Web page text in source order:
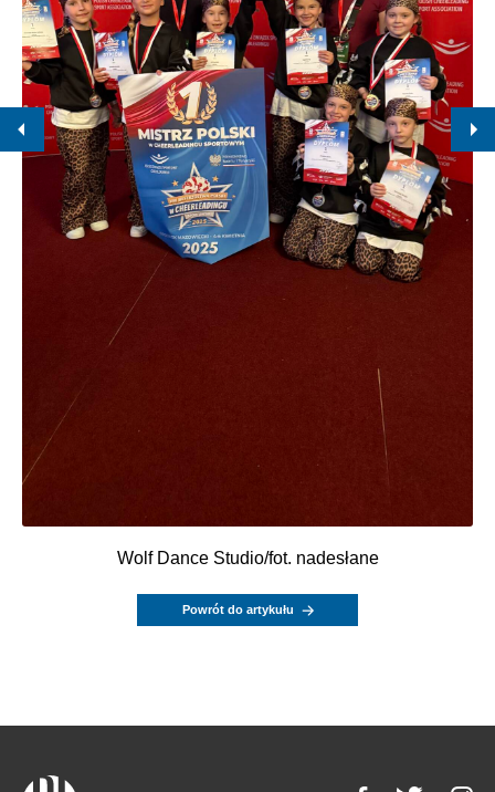
Wolf Dance Studio/fot. nadesłane
Powrót do artykułu